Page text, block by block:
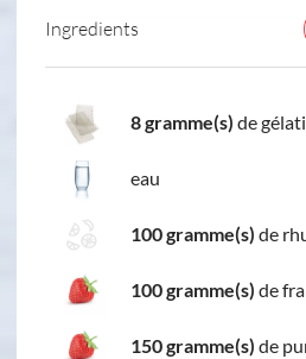
Ingredients
8 gramme(s) de
eau
100 gramme(s) de
100 gramme(s) de
150 gramme(s) de